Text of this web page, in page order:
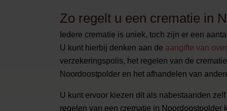
Zo regelt u een crematie in
Iedere crematie is uniek, toch zijn er een
U kunt hierbij denken aan de aangifte van
verzekeringspolis, het regelen van de
Noordoostpolder en het afhandelen van
U kunt ervoor kiezen dit als nabestaanden
regelen van een crematie in Noordoostpolder